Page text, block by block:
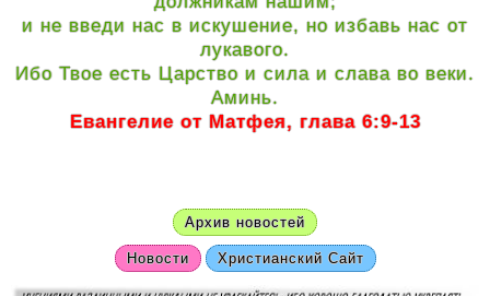
и не введи нас в искушение, но избавь нас от
лукавого.
Ибо Твое есть Царство и сила и слава во веки.
Аминь.
Евангелие от Матфея, глава 6:9-13
Архив новостей
Новости Христианский Сайт